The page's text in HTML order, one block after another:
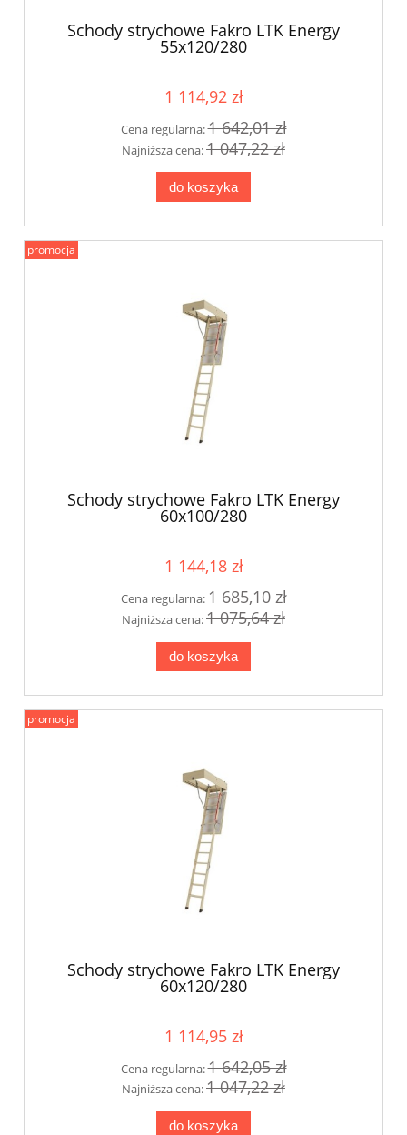
Schody strychowe Fakro LTK Energy
55x120/280
1 114,92 zł
Cena regularna:1 642,01 zł
Najniższa cena:1 047,22 zł
do koszyka
Schody strychowe Fakro LTK Energy
60x100/280
1 144,18 zł
Cena regularna:1 685,10 zł
Najniższa cena:1 075,64 zł
do koszyka
promocja
Schody strychowe Fakro LTK Energy
60x120/280
1 114,95 zł
Cena regularna:1 642,05 zł
Najniższa cena:1 047,22 zł
do koszyka
promocja